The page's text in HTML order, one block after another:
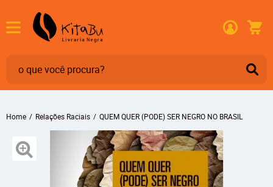
Home Relações Raciais QUEM QUER (PODE) SER NEGRO NO BRASIL